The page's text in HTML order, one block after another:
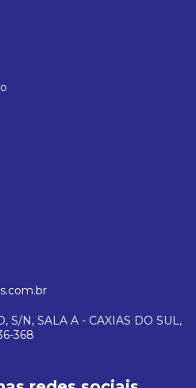
S/N, SALA A - CAXIAS DO SUL,
368